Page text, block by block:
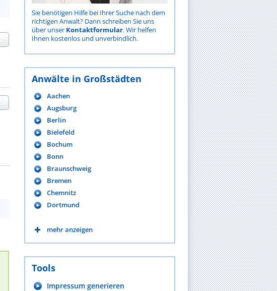
Sie benötigen Hilfe bei Ihrer Suche nach dem
richtigen Anwalt? Dann schreiben Sie uns
über unser Kontaktformular. Wir helfen
Ihnen kostenlos und unverbindlich.
Anwälte in Großstädten
Aachen
Augsburg
Berlin
Bielefeld
Bochum
Bonn
Braunschweig
Bremen
Chemnitz
Dortmund
mehr anzeigen
Tools
Impressum generieren